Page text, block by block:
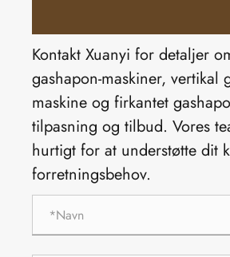
Kontakt Xuanyi for detaljer
gashapon-maskiner, vertikal
maskine og firkantet
tilpasning og tilbud. Vores
hurtigt for at understøtte dit
forretningsbehov.